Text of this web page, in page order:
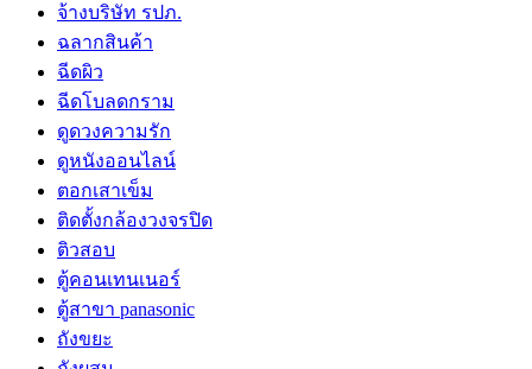
จ้างบริษัท รปภ.
ฉลากสินค้า
ฉีดผิว
ฉีดโบลดกราม
ดูดวงความรัก
ดูหนังออนไลน์
ตอกเสาเข็ม
ติดตั้งกล้องวงจรปิด
ติวสอบ
ตู้คอนเทนเนอร์
ตู้สาขา panasonic
ถังขยะ